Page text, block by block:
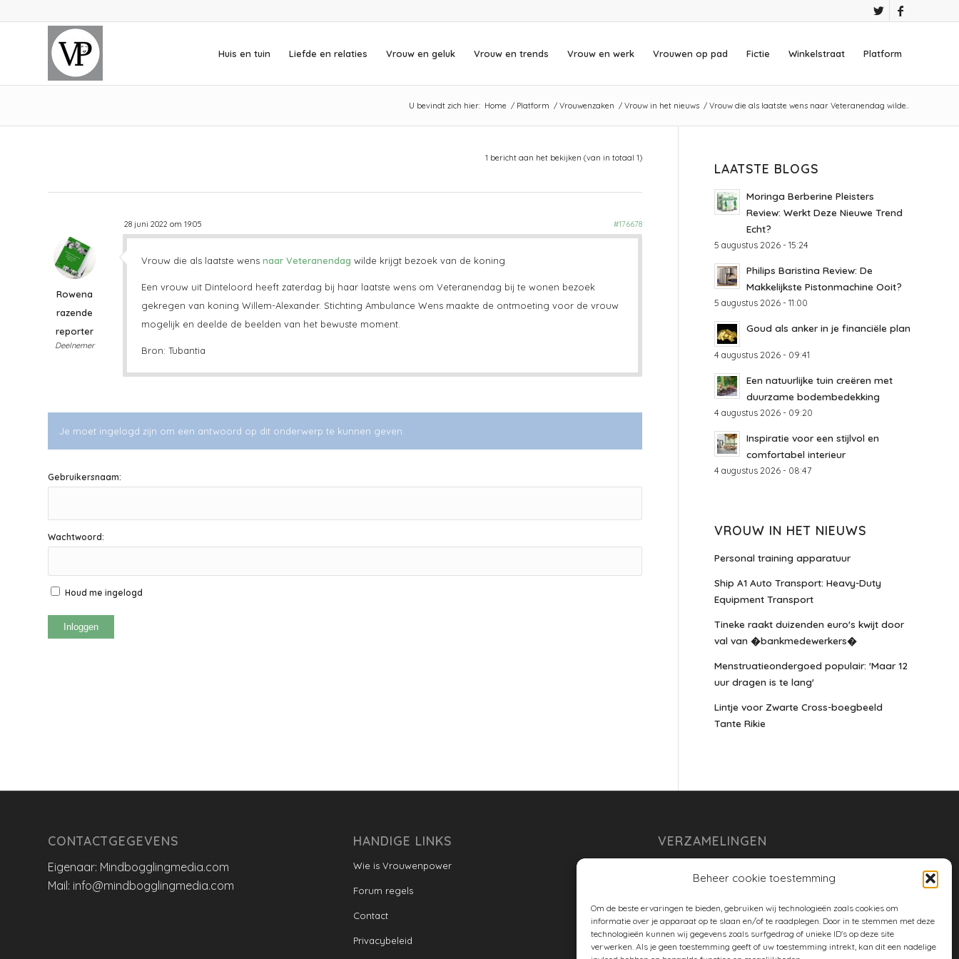
Beheer cookie toestemming
Om de beste ervaringen te bieden, gebruiken wij technologieën zoals cookies om
informatie over je apparaat op te slaan en/of te raadplegen. Door in te stemmen met deze
technologieën kunnen wij gegevens zoals surfgedrag of unieke ID's op deze site
verwerken. Als je geen toestemming geeft of uw toestemming intrekt, kan dit een nadelige
Huis en tuin Liefde en relaties Vrouw en geluk Vrouw en trends Vrouw en werk Vrouwen op pad Fictie Winkelstraat Platform
U bevindt zich hier: Home / Platform / Vrouwenzaken / Vrouw in het nieuws / Vrouw die als laatste wens naar Veteranendag wilde..
1 bericht aan het bekijken (van in totaal 1)
28 juni 2022 om 19:05 #176678
Rowena
razende
reporter
Deelnemer
Vrouw die als laatste wens naar Veteranendag wilde krijgt bezoek van de koning
Een vrouw uit Dinteloord heeft zaterdag bij haar laatste wens om Veteranendag bij te wonen bezoek
gekregen van koning Willem-Alexander. Stichting Ambulance Wens maakte de ontmoeting voor de vrouw
mogelijk en deelde de beelden van het bewuste moment.
Bron: Tubantia
Je moet ingelogd zijn om een antwoord op dit onderwerp te kunnen geven.
Gebruikersnaam:
Wachtwoord:
Houd me ingelogd
Inloggen
LAATSTE BLOGS
Moringa Berberine Pleisters
Review: Werkt Deze Nieuwe Trend
Echt?
5 augustus 2026 - 15:24
Philips Baristina Review: De
Makkelijkste Pistonmachine Ooit?
5 augustus 2026 - 11:00
Goud als anker in je financiële plan
4 augustus 2026 - 09:41
Een natuurlijke tuin creëren met
duurzame bodembedekking
4 augustus 2026 - 09:20
Inspiratie voor een stijlvol en
comfortabel interieur
4 augustus 2026 - 08:47
VROUW IN HET NIEUWS
Personal training apparatuur
Ship A1 Auto Transport: Heavy-Duty
Equipment Transport
Tineke raakt duizenden euro's kwijt door
val van �bankmedewerkers�
Menstruatieondergoed populair: 'Maar 12
uur dragen is te lang'
Lintje voor Zwarte Cross-boegbeeld
Tante Rikie
CONTACTGEGEVENS
Eigenaar: Mindbogglingmedia.com
Mail: info@mindbogglingmedia.com
HANDIGE LINKS
Wie is Vrouwenpower
Forum regels
Contact
Privacybeleid
VERZAMELINGEN
huishouden
spreekwoorden en gezegden